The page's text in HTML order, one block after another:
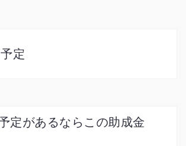
予定
定があるならこの助成金